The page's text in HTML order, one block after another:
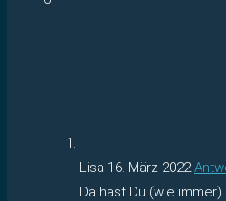
Lisa 16. März 2022
Da hast Du (wie